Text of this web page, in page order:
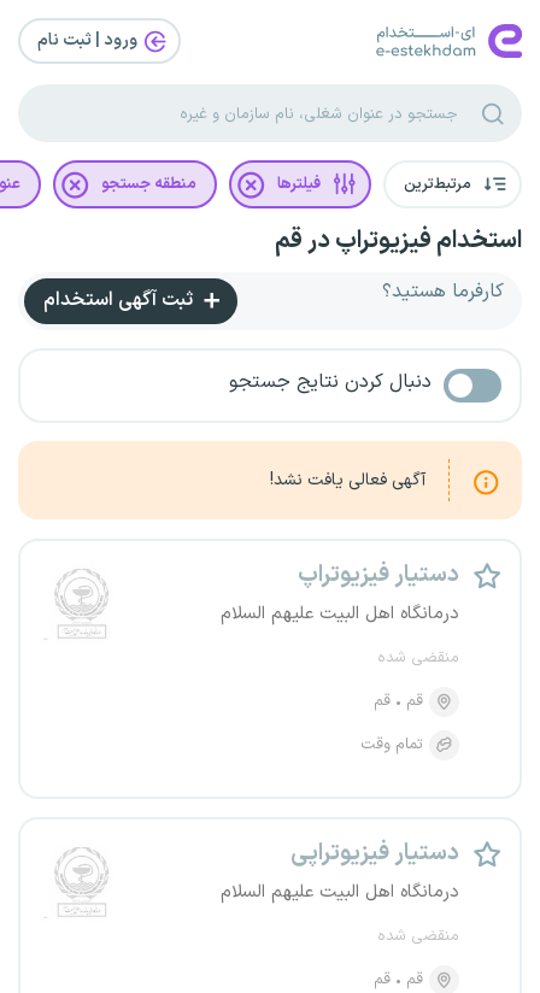
ورود | ثبت‌ نام
مرتبط‌ترین فیلترها منطقه جستجو
استخدام فیزیوتراپ در قم
کارفرما هستید؟ ثبت آگهی استخدام
دنبال کردن نتایج جستجو
آگهی فعالی یافت نشد!
دستیار فیزیوتراپ
درمانگاه اهل البیت علیهم السلام
منقضی شده
قم
قم
تمام وقت
دستیار فیزیوتراپی
درمانگاه اهل البیت علیهم السلام
منقضی شده
قم
قم